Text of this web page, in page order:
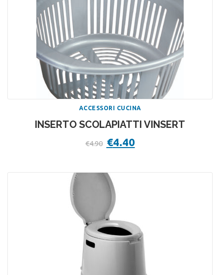
ACCESSORI CUCINA
INSERTO SCOLAPIATTI VINSERT
€4.90 Il
prezzo
€4.90.
€4.40Il
prezzo